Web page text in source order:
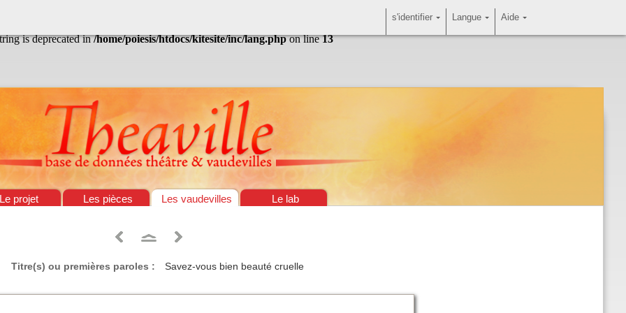
is deprecated in/home/poiesis/htdocs/kitesite/inc/lang.phpon line13
Le projet Les pièces Les vaudevilles Le lab
Titre(s) ou premières paroles : Savez-vous bien beauté cruelle
Aide
Langue
s'identifier